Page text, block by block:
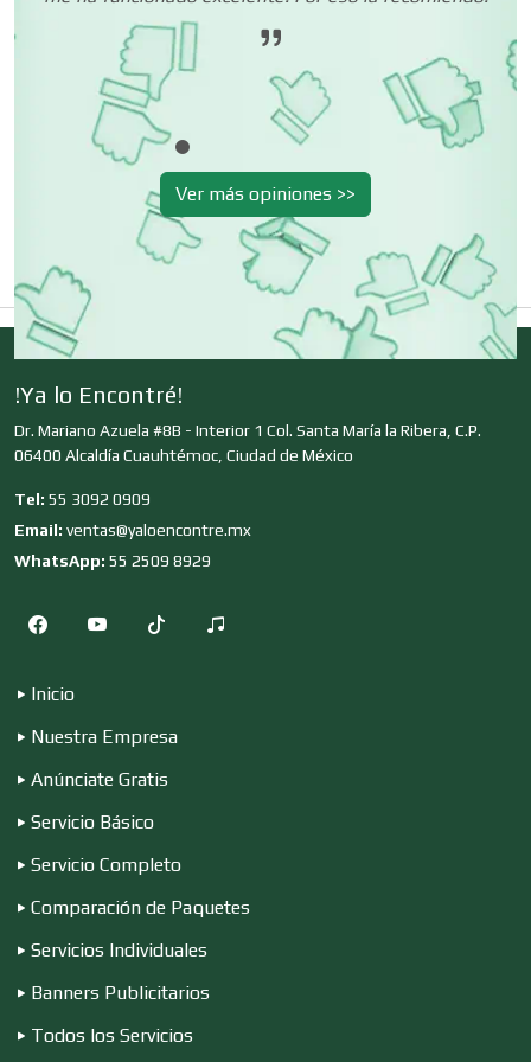
Cerrajerías
Cibercafés
Clínicas de Belleza
Clínicas de Rehabilitación
Clubes Deportivos
Cocinas Integrales
Compresores de aire
Computadoras
Conferencias Empresariales
Ver más opiniones >>
!Ya lo Encontré!
Dr. Mariano Azuela #8B - Interior 1 Col. Santa María la Ribera, C.P.
06400 Alcaldía Cuauhtémoc, Ciudad de México
Tel: 55 3092 0909
Email: ventas@yaloencontre.mx
WhatsApp: 55 2509 8929
Inicio
Nuestra Empresa
Anúnciate Gratis
Servicio Básico
Servicio Completo
Comparación de Paquetes
Servicios Individuales
Banners Publicitarios
Todos los Servicios